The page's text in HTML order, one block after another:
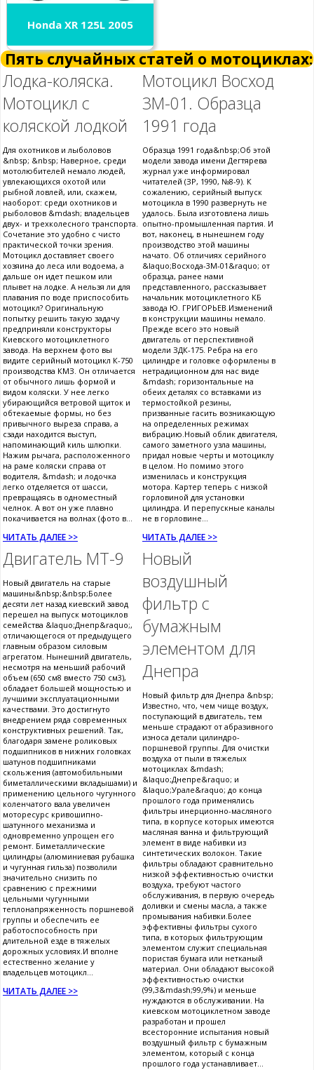
Honda XR 125L 2005
Пять случайных статей о мотоциклах:
Лодка-коляска.
Мотоцикл с
коляской лодкой
Для охотников и лыболовов
&nbsp; &nbsp; Наверное, среди
мотолюбителей немало людей,
увлекающихся охотой или
рыбной ловлей, или, скажем,
наоборот: среди охотников и
рыболовов &mdash; владельцев
двух- и трехколесного транспорта.
Сочетание это удобно с чисто
практической точки зрения.
Мотоцикл доставляет своего
хозяина до леса или водоема, а
дальше он идет пешком или
плывет на лодке. А нельзя ли для
плавания по воде приспособить
мотоцикл? Оригинальную
попытку решить такую задачу
предприняли конструкторы
Киевского мотоциклетного
завода. На верхнем фото вы
видите серийный мотоцикл К-750
производства КМЗ. Он отличается
от обычного лишь формой и
видом коляски. У нее легко
убирающийся ветровой щиток и
обтекаемые формы, но без
привычного выреза справа, а
сзади находится выступ,
напоминающий киль шлюпки.
Нажим рычага, расположенного
на раме коляски справа от
водителя, &mdash; и лодочка
легко отделяется от шасси,
превращаясь в одноместный
челнок. А вот он уже плавно
покачивается на волнах (фото в...
ЧИТАТЬ ДАЛЕЕ >>
Мотоцикл Восход
3М-01. Образца
1991 года
Образца 1991 года&nbsp;Об этой
модели завода имени Дегтярева
журнал уже информировал
читателей (ЗР, 1990, №8-9). К
сожалению, серийный выпуск
мотоцикла в 1990 развернуть не
удалось. Была изготовлена лишь
опытно-промышленная партия. И
вот, наконец, в нынешнем году
производство этой машины
начато. Об отличиях серийного
&laquo;Восхода-3М-01&raquo; от
образца, ранее нами
представленного, рассказывает
начальник мотоциклетного КБ
завода Ю. ГРИГОРЬЕВ.Изменений
в конструкции машины немало.
Прежде всего это новый
двигатель от перспективной
модели ЗДК-175. Ребра на его
цилиндре и головке оформлены в
нетрадиционном для нас виде
&mdash; горизонтальные на
обеих деталях со вставками из
термостойкой резины,
призванные гасить возникающую
на определенных режимах
вибрацию.Новый облик двигателя,
самого заметного узла машины,
придал новые черты и мотоциклу
в целом. Но помимо этого
изменилась и конструкция
мотора. Картер теперь с низкой
горловиной для установки
цилиндра. И перепускные каналы
не в горловине...
ЧИТАТЬ ДАЛЕЕ >>
Двигатель МТ-9
Новый двигатель на старые
машины&nbsp;&nbsp;Более
десяти лет назад киевский завод
перешел на выпуск мотоциклов
семейства &laquo;Днепр&raquo;,
отличающегося от предыдущего
главным образом силовым
агрегатом. Нынешний двигатель,
несмотря на меньший рабочий
объем (650 см8 вместо 750 см3),
обладает большей мощностью и
лучшими эксплуатационными
качествами. Это достигнуто
внедрением ряда современных
конструктивных решений. Так,
благодаря замене роликовых
подшипников в нижних головках
шатунов подшипниками
скольжения (автомобильными
биметаллическими вкладышами) и
применению цельного чугунного
коленчатого вала увеличен
моторесурс кривошипно-
шатунного механизма и
одновременно упрощен его
ремонт. Биметаллические
цилиндры (алюминиевая рубашка
и чугунная гильза) позволили
значительно снизить по
сравнению с прежними
цельными чугунными
теплонапряженность поршневой
группы и обеспечить ее
работоспособность при
длительной езде в тяжелых
дорожных условиях.И вполне
естественно желание у
владельцев мотоцикл...
ЧИТАТЬ ДАЛЕЕ >>
Новый
воздушный
фильтр с
бумажным
элементом для
Днепра
Новый фильтр для Днепра &nbsp;
Известно, что, чем чище воздух,
поступающий в двигатель, тем
меньше страдают от абразивного
износа детали цилиндро-
поршневой группы. Для очистки
воздуха от пыли в тяжелых
мотоциклах &mdash;
&laquo;Днепре&raquo; и
&laquo;Урале&raquo; до конца
прошлого года применялись
фильтры инерционно-масляного
типа, в корпусе которых имеются
масляная ванна и фильтрующий
элемент в виде набивки из
синтетических волокон. Такие
фильтры обладают сравнительно
низкой эффективностью очистки
воздуха, требуют частого
обслуживания, в первую очередь
доливки и смены масла, а также
промывания набивки.Более
эффективны фильтры сухого
типа, в которых фильтрующим
элементом служит специальная
пористая бумага или нетканый
материал. Они обладают высокой
эффективностью очистки
(99,3&mdash;99,9%) и меньше
нуждаются в обслуживании. На
киевском мотоциклетном заводе
разработан и прошел
всесторонние испытания новый
воздушный фильтр с бумажным
элементом, который с конца
прошлого года устанавливает...